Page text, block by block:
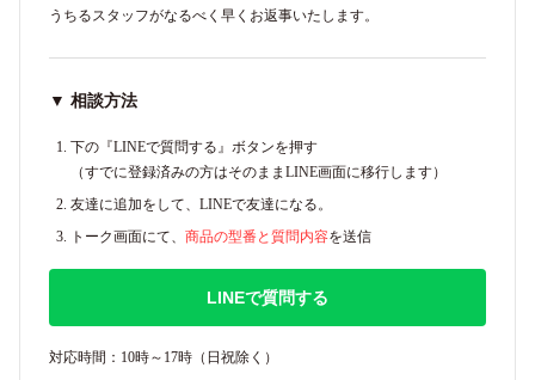
うちるスタッフがなるべく早くお返事いたします。
▼ 相談方法
下の『LINEで質問する』ボタンを押す
（すでに登録済みの方はそのままLINE画面に移行します）
友達に追加をして、LINEで友達になる。
トーク画面にて、 商品の型番と質問内容を送信
LINEで質問する
対応時間：10時～17時（日祝除く）